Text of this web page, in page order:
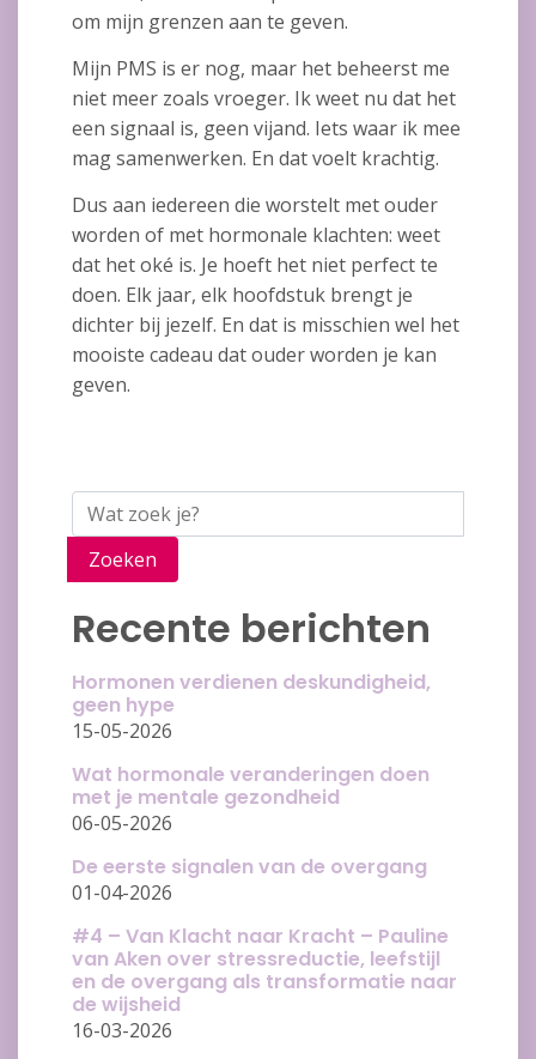
om mijn grenzen aan te geven.
Mijn PMS is er nog, maar het beheerst me
niet meer zoals vroeger. Ik weet nu dat het
een signaal is, geen vijand. Iets waar ik mee
mag samenwerken. En dat voelt krachtig.
Dus aan iedereen die worstelt met ouder
worden of met hormonale klachten: weet
dat het oké is. Je hoeft het niet perfect te
doen. Elk jaar, elk hoofdstuk brengt je
dichter bij jezelf. En dat is misschien wel het
mooiste cadeau dat ouder worden je kan
geven.
Zoeken
Recente berichten
Hormonen verdienen deskundigheid,
geen hype
15-05-2026
Wat hormonale veranderingen doen
met je mentale gezondheid
06-05-2026
De eerste signalen van de overgang
01-04-2026
#4 – Van Klacht naar Kracht – Pauline
van Aken over stressreductie, leefstijl
en de overgang als transformatie naar
de wijsheid
16-03-2026